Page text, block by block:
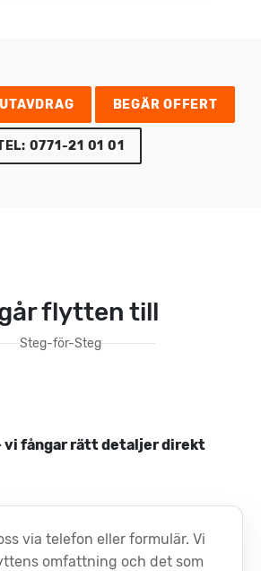
BEGÄR OFFERT
0771-21 01 01
flytten till
Steg-för-Steg
vi fångar rätt detaljer direkt
via telefon eller formulär. Vi
omfattning och det som